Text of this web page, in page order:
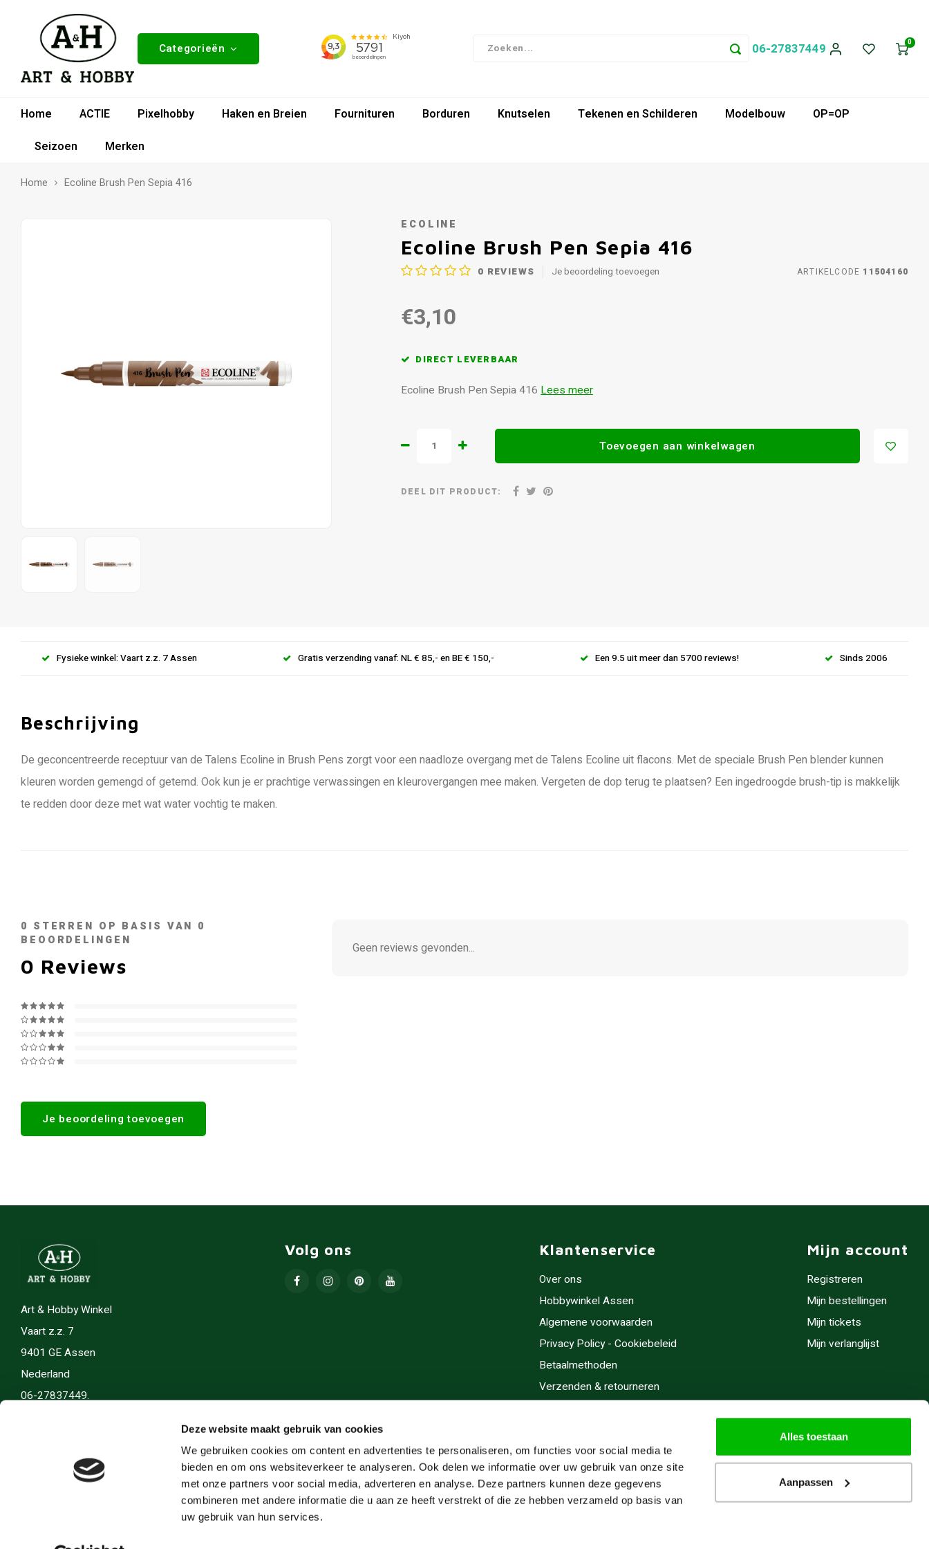
Deze website maakt gebruik van cookies
We gebruiken cookies om content en advertenties te personaliseren, om functies voor social media te
bieden en om ons websiteverkeer te analyseren. Ook delen we informatie over uw gebruik van onze site
met onze partners voor social media, adverteren en analyse. Deze partners kunnen deze gegevens
combineren met andere informatie die u aan ze heeft verstrekt of die ze hebben verzameld op basis van
uw gebruik van hun services.
Alles toestaan
Aanpassen
Categorieën 06-27837449 0
Home ACTIE Pixelhobby Haken en Breien Fournituren Borduren Knutselen Tekenen en Schilderen Modelbouw
OP=OP
Seizoen
Merken
Home Ecoline Brush Pen Sepia 416
ECOLINE
Ecoline Brush Pen Sepia 416
0 REVIEWS Je beoordeling toevoegen ARTIKELCODE 11504160
€3,10
DIRECT LEVERBAAR
Ecoline Brush Pen Sepia 416 Lees meer
Toevoegen aan winkelwagen
DEEL DIT PRODUCT:
Fysieke winkel: Vaart z.z. 7 Assen Gratis verzending vanaf: NL € 85,- en BE € 150,- Een 9.5 uit meer dan 5700 reviews! Sinds 2006
Beschrijving
De geconcentreerde receptuur van de Talens Ecoline in Brush Pens zorgt voor een naadloze overgang met de Talens Ecoline uit flacons. Met de speciale Brush Pen blender kunnen
kleuren worden gemengd of getemd. Ook kun je er prachtige verwassingen en kleurovergangen mee maken. Vergeten de dop terug te plaatsen? Een ingedroogde brush-tip is makkelijk
te redden door deze met wat water vochtig te maken.
0 STERREN OP BASIS VAN 0
BEOORDELINGEN
0 Reviews
Je beoordeling toevoegen
Geen reviews gevonden...
Art & Hobby Winkel
Vaart z.z. 7
9401 GE Assen
Nederland
06-27837449.
Volg ons Klantenservice
Over ons
Hobbywinkel Assen
Algemene voorwaarden
Privacy Policy - Cookiebeleid
Betaalmethoden
Verzenden & retourneren
Cadeaubonnen
Inlijsten
Servicegebieden
Mijn account
Registreren
Mijn bestellingen
Mijn tickets
Mijn verlanglijst